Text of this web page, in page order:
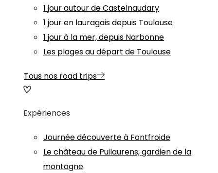
1 jour autour de Castelnaudary
1 jour en lauragais depuis Toulouse
1 jour à la mer, depuis Narbonne
Les plages au départ de Toulouse
Tous nos road trips
Expériences
Journée découverte à Fontfroide
Le château de Puilaurens, gardien de la
montagne